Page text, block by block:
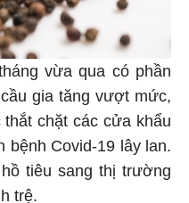
vừa qua có phần
gia tăng vượt mức,
chặt các cửa khẩu
Covid-19 lây lan.
tiêu sang thị trường
trệ.